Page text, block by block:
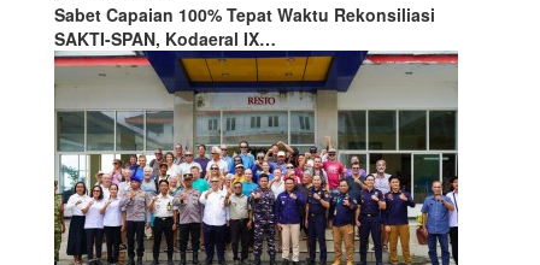
Sabet Capaian 100% Tepat Waktu Rekonsiliasi
SAKTI-SPAN, Kodaeral IX…